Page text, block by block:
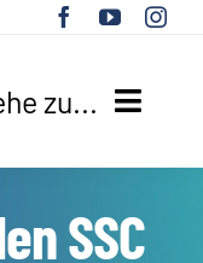
zu...
SSC